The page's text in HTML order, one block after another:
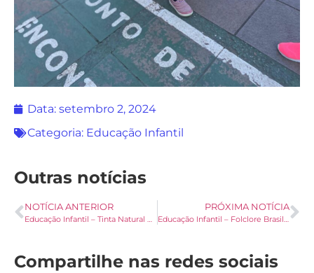
Data: setembro 2, 2024
Categoria: Educação Infantil
Outras notícias
NOTÍCIA ANTERIOR
Educação Infantil – Tinta Natural de Erva Mate
PRÓXIMA NOTÍCIA
Educação Infantil – Folclore Brasileiro
Compartilhe nas redes sociais